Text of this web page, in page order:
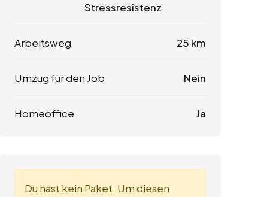
Stressresistenz
Arbeitsweg 25 km
Umzug für den Job Nein
Homeoffice Ja
Du hast kein Paket. Um diesen